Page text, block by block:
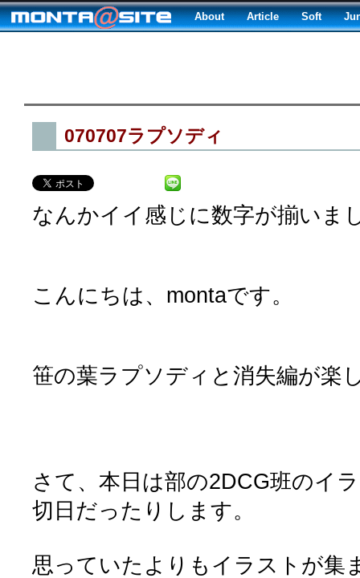
About Article Soft
070707ラプソディ
なんかイイ感じに数字が揃いま
こんにちは、montaです。
笹の葉ラプソディと消失編が楽
さて、本日は部の2DCG班のイ
切日だったりします。
思っていたよりもイラストが集